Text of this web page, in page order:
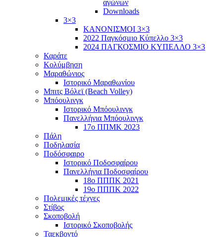
αγώνων
Downloads
3×3
ΚΑΝΟΝΙΣΜΟΙ 3×3
2022 Παγκόσμιο Κύπελλο 3×3
2024 ΠΑΓΚΟΣΜΙΟ ΚΥΠΕΛΛΟ 3×3
Καράτε
Κολύμβηση
Μαραθώνιος
Ιστορικό Μαραθωνίου
Μπιτς Βόλεϊ (Beach Volley)
Μπόουλινγκ
Ιστορικό Μπόουλινγκ
Πανελλήνια Μπόουλινγκ
17ο ΠΠΜΚ 2023
Πάλη
Ποδηλασία
Ποδόσφαιρο
Ιστορικό Ποδοσφαίρου
Πανελλήνια Ποδοσφαίρου
18ο ΠΠΠΚ 2021
19ο ΠΠΠΚ 2022
Πολεμικές τέχνες
Στίβος
Σκοποβολή
Ιστορικό Σκοποβολής
Ταεκβοντό